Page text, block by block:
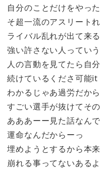
自分のことだけをやっ
そ超一流のアスリート
ライバル乱れが出て来
強い許さない人ってい
人の言動を見てたら自
続けているくださ可能it
わかるじゃあ過労だか
すごい選手が抜けてそ
あああーー見た話なん
運命なんだからーっ
埋めようとするから本
崩れる事ってないある